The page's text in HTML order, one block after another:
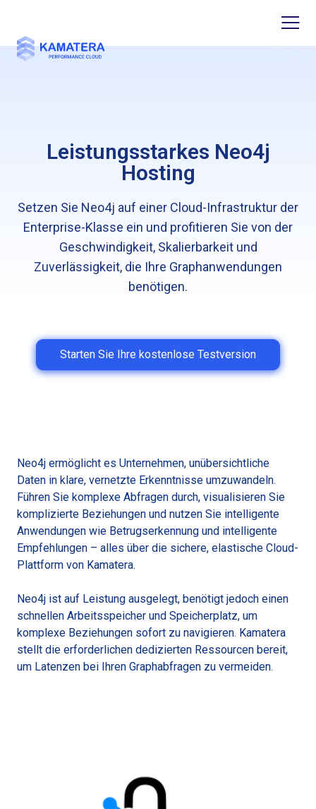
Leistungsstarkes Neo4j
Hosting
Setzen Sie Neo4j auf einer Cloud-Infrastruktur der
Enterprise-Klasse ein und profitieren Sie von der
Geschwindigkeit, Skalierbarkeit und
Zuverlässigkeit, die Ihre Graphanwendungen
benötigen.
Starten Sie Ihre kostenlose Testversion
Neo4j ermöglicht es Unternehmen, unübersichtliche
Daten in klare, vernetzte Erkenntnisse umzuwandeln.
Führen Sie komplexe Abfragen durch, visualisieren Sie
komplizierte Beziehungen und nutzen Sie intelligente
Anwendungen wie Betrugserkennung und intelligente
Empfehlungen – alles über die sichere, elastische Cloud-
Plattform von Kamatera.
Neo4j ist auf Leistung ausgelegt, benötigt jedoch einen
schnellen Arbeitsspeicher und Speicherplatz, um
komplexe Beziehungen sofort zu navigieren. Kamatera
stellt die erforderlichen dedizierten Ressourcen bereit,
um Latenzen bei Ihren Graphabfragen zu vermeiden.